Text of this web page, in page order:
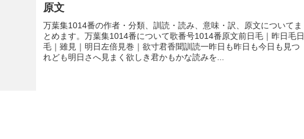
原文
万葉集1014番の作者・分類、訓読・読み、意味・訳、原文についてま
とめます。万葉集1014番について歌番号1014番原文前日毛｜昨日毛日
毛｜雖見｜明日左倍見巻｜欲寸君香聞訓読一昨日も昨日も今日も見つ
れども明日さへ見まく欲しき君かもかな読みを...